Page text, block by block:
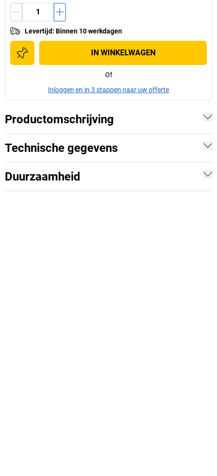
Levertijd: Binnen 10 werkdagen
IN WINKELWAGEN
Of
Inloggen en in 3 stappen naar uw offerte
Productomschrijving
Technische gegevens
Duurzaamheid